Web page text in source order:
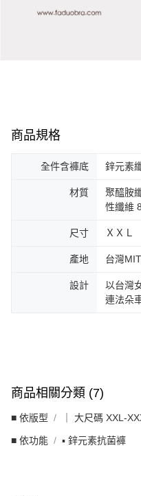
商品規格
全件含褲底 鋅元素
材質
聚醯胺
性纖維
尺寸 ＸＸＬ
產地 台灣MIT
設計
以台灣
連法朵
商品相關分類 (7)
■ 依版型 ｜ 大尺碼 XXL-
■ 依功能 ▪︎ 鋅元素抗菌褲